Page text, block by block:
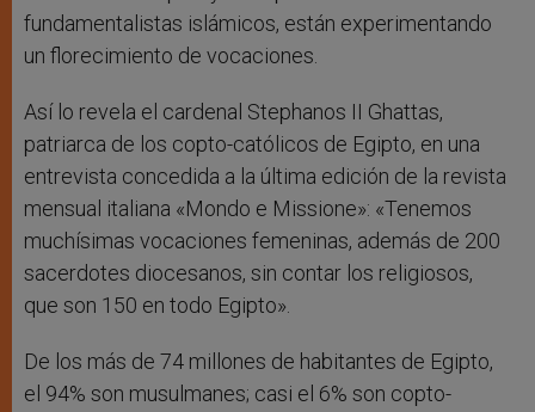
fundamentalistas islámicos, están experimentando
un florecimiento de vocaciones.
Así lo revela el cardenal Stephanos II Ghattas,
patriarca de los copto-católicos de Egipto, en una
entrevista concedida a la última edición de la revista
mensual italiana «Mondo e Missione»: «Tenemos
muchísimas vocaciones femeninas, además de 200
sacerdotes diocesanos, sin contar los religiosos,
que son 150 en todo Egipto».
De los más de 74 millones de habitantes de Egipto,
el 94% son musulmanes; casi el 6% son copto-